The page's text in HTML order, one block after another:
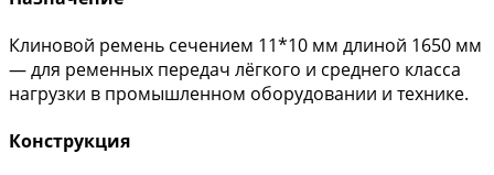
Клиновой ремень сечением 11*10 мм длиной 1650 мм
— для ременных передач лёгкого и среднего класса
нагрузки в промышленном оборудовании и технике.
Конструкция